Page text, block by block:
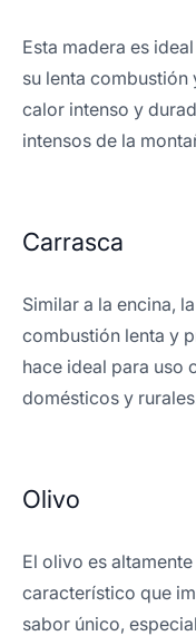
Esta madera es
su lenta
calor intenso y
intensos de la
Carrasca
Similar a la encina,
combustión lenta y
hace ideal para uso
domésticos y
Olivo
El olivo es
característico que
sabor único,